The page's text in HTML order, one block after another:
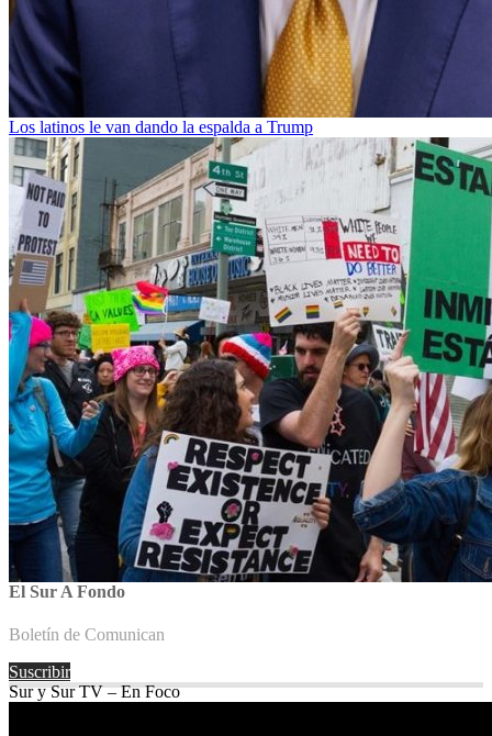
Los latinos le van dando la espalda a Trump
El Sur A Fondo
Boletín de Comunican
Suscribir
Sur y Sur TV – En Foco